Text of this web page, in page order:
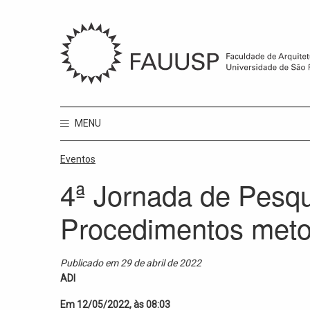
MENU
Eventos
4ª Jornada de
Procedimentos
Publicado em 29 de abril de 2022
ADI
Em 12/05/2022, às 08:03